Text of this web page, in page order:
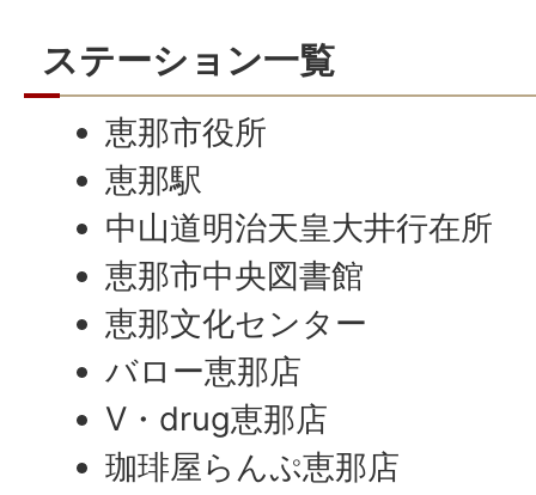
ステーション一覧
恵那市役所
恵那駅
中山道明治天皇大井行在所
恵那市中央図書館
恵那文化センター
バロー恵那店
V・drug恵那店
珈琲屋らんぷ恵那店